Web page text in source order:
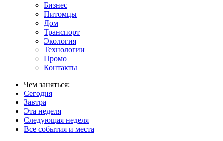
Бизнес
Питомцы
Дом
Транспорт
Экология
Технологии
Промо
Контакты
Чем заняться:
Сегодня
Завтра
Эта неделя
Следующая неделя
Все события и места